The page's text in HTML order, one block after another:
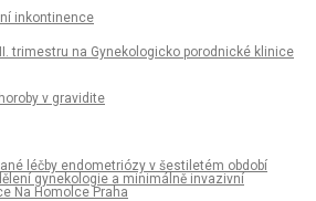
inkontinence
trimestru na Gynekologicko porodnické klinice
v gravidite
léčby endometriózy v šestiletém období
gynekologie a minimálně invazivní
Na Homolce Praha